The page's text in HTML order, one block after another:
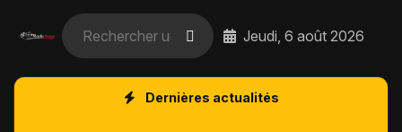
Jeudi, 6 août 2026
Dernières actualités